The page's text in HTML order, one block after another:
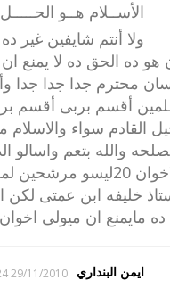
الأســلام هــو الحـــــل
ولا أنتم شايفين غير
ده الحق ده لا يمنع ان
محترم جدا جدا
أقسم بربى أقسم
القادم سواء والاسلام
والله بتعم واسالو
فيها مرشحوا الاخوان
خليفه ابن عمتى لكن
مايمنع ان ميولى
ايمن البنداري 29/11/2010 19:24